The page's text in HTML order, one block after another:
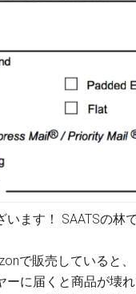
います！ SAATSの林
で販売していると、
ーに届くと商品が壊